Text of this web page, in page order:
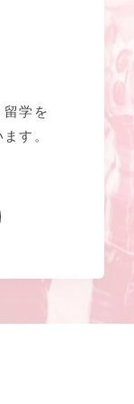
学を
す。